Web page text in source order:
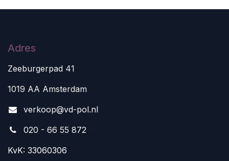
Adres
Zeeburgerpad 41
1019 AA Amsterdam
verkoop@vd-pol.nl
020 - 66 55 872
KvK: 33060306